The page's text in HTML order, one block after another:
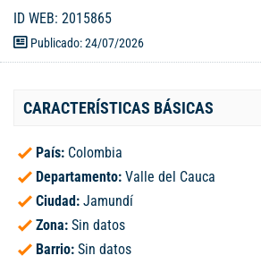
ID WEB: 2015865
Publicado: 24/07/2026
CARACTERÍSTICAS BÁSICAS
País: Colombia
Departamento: Valle del Cauca
Ciudad: Jamundí
Zona: Sin datos
Barrio: Sin datos